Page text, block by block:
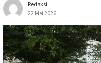
Redaksi
22 Mei 2026